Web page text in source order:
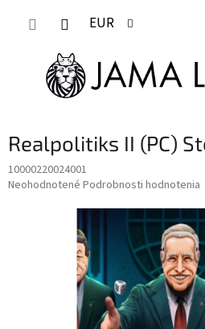
EUR
Realpolitiks II (PC)
10000220024001
Priemerné
Neohodnotené Podrobnosti hodnotenia